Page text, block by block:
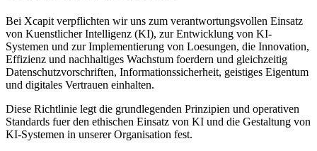
Bei Xcapit verpflichten wir uns zum verantwortungsvollen Einsatz
von Kuenstlicher Intelligenz (KI), zur Entwicklung von KI-
Systemen und zur Implementierung von Loesungen, die Innovation,
Effizienz und nachhaltiges Wachstum foerdern und gleichzeitig
Datenschutzvorschriften, Informationssicherheit, geistiges Eigentum
und digitales Vertrauen einhalten.
Diese Richtlinie legt die grundlegenden Prinzipien und operativen
Standards fuer den ethischen Einsatz von KI und die Gestaltung von
KI-Systemen in unserer Organisation fest.